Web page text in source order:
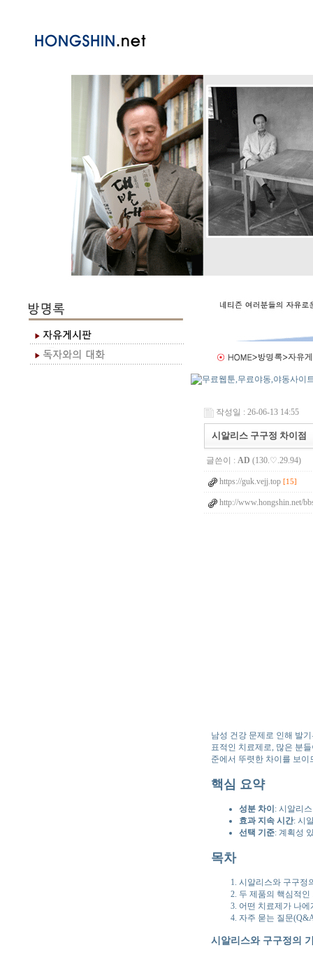
작성일 : 26-06-13 14:55
시알리스 구구정 차이점
글쓴이 : AD (130.♡.29.94)
https://guk.vejj.top [15]
http://www.hongshin.net/
남성 건강 문제로 인해 발
표적인 치료제로, 많은 분
준에서 뚜렷한 차이를 보
핵심 요약
성분 차이: 시알리
효과 지속 시간: 시
선택 기준: 계획성
목차
시알리스와 구구정
두 제품의 핵심적인
어떤 치료제가 나에
자주 묻는 질문
시알리스와 구구정의